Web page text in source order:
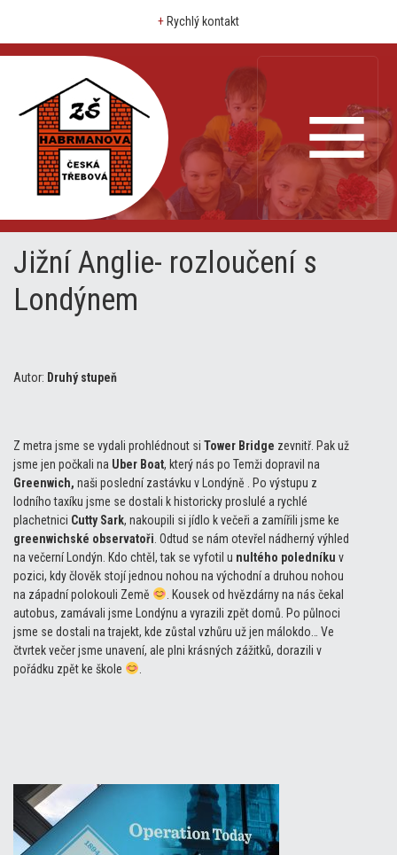
+ Rychlý kontakt
Jižní Anglie- rozloučení s
Londýnem
Autor: Druhý stupeň
Z metra jsme se vydali prohlédnout si Tower Bridge zevnitř. Pak už
jsme jen počkali na Uber Boat, který nás po Temži dopravil na
Greenwich, naši poslední zastávku v Londýně . Po výstupu z
lodního taxíku jsme se dostali k historicky proslulé a rychlé
plachetnici Cutty Sark, nakoupili si jídlo k večeři a zamířili jsme ke
greenwichské observatoři . Odtud se nám otevřel nádherný výhled
na večerní Londýn. Kdo chtěl, tak se vyfotil u nultého poledníku v
pozici, kdy člověk stojí jednou nohou na východní a druhou nohou
na západní polokouli Země
. Kousek od hvězdárny na nás čekal
autobus, zamávali jsme Londýnu a vyrazili zpět domů. Po půlnoci
jsme se dostali na trajekt, kde zůstal vzhůru už jen málokdo… Ve
čtvrtek večer jsme unavení, ale plni krásných zážitků, dorazili v
pořádku zpět ke škole